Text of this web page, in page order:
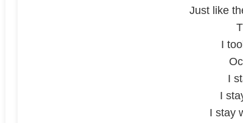
Just like
I
I
I
I stay